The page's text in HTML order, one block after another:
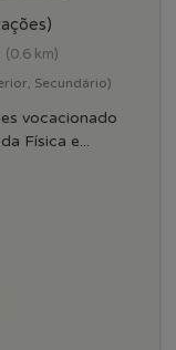
(0.6 km)
Secundário)
vocacionado
Física e...